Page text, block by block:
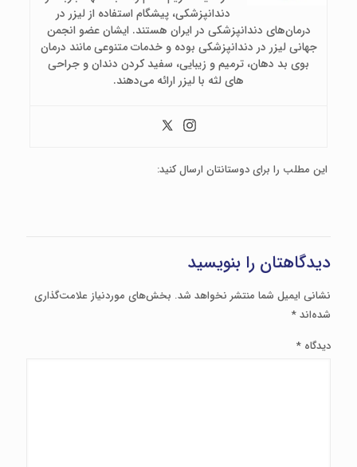
دندانپزشکی، پیشگام استفاده از لیزر در
درمان‌های دندانپزشکی در ایران هستند. ایشان عضو انجمن
جهانی لیزر در دندانپزشکی بوده و خدمات متنوعی مانند درمان
بوی بد دهان، ترمیم و زیبایی، سفید کردن دندان و جراحی
های لثه با لیزر ارائه می‌دهند.
این مطلب را برای دوستانتان ارسال کنید:
دیدگاهتان را بنویسید
نشانی ایمیل شما منتشر نخواهد شد. بخش‌های موردنیاز علامت‌گذاری
شده‌اند*
دیدگاه *